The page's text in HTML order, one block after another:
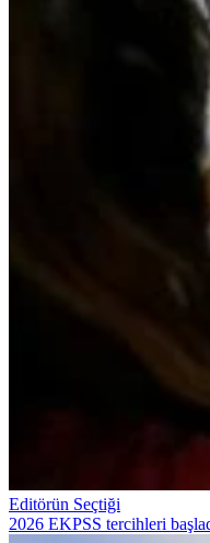
Editörün Seçtiği
2026 EKPSS tercihleri